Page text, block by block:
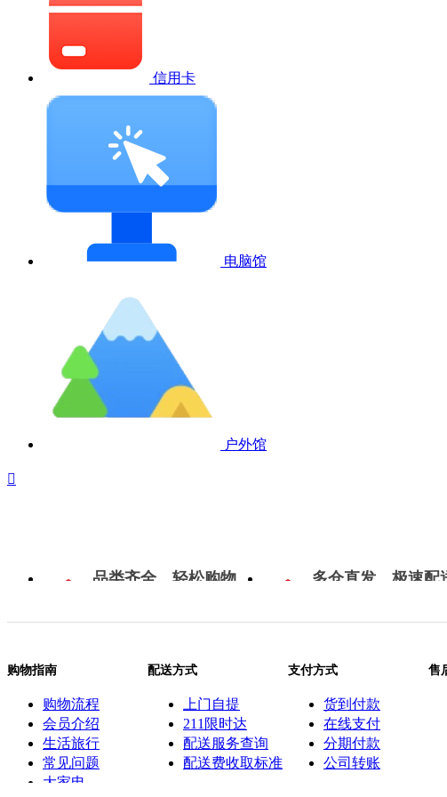
信用卡
电脑馆
户外馆

品类齐全，轻松购物 多仓直发，极速配
购物指南
购物流程
会员介绍
生活旅行
常见问题
大家电
配送方式
上门自提
211限时达
配送服务查询
配送费收取标准
支付方式
货到付款
在线支付
分期付款
公司转账
售